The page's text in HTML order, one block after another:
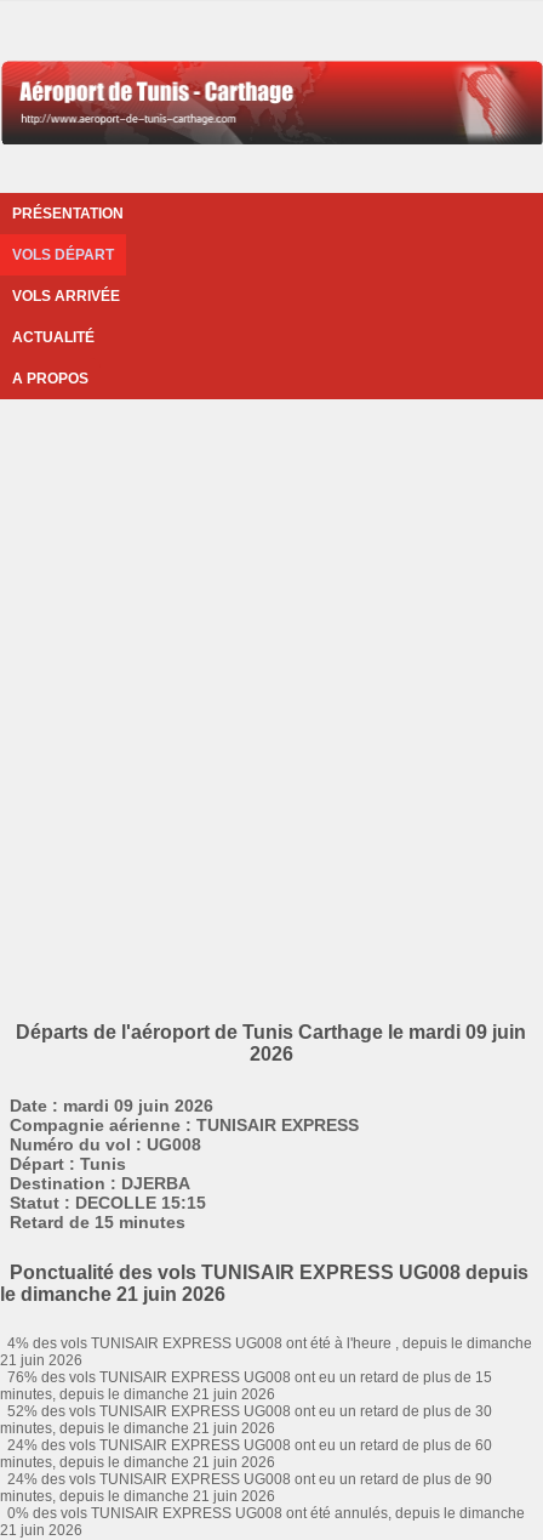
PRÉSENTATION
VOLS DÉPART
VOLS ARRIVÉE
ACTUALITÉ
A PROPOS
Départs de l'aéroport de Tunis Carthage le mardi 09 juin
2026
Date : mardi 09 juin 2026
Compagnie aérienne : TUNISAIR EXPRESS
Numéro du vol : UG008
Départ : Tunis
Destination : DJERBA
Statut : DECOLLE 15:15
Retard de 15 minutes
Ponctualité des vols TUNISAIR EXPRESS UG008 depuis
le dimanche 21 juin 2026
4% des vols TUNISAIR EXPRESS UG008 ont été à l'heure , depuis le dimanche
21 juin 2026
76% des vols TUNISAIR EXPRESS UG008 ont eu un retard de plus de 15
minutes, depuis le dimanche 21 juin 2026
52% des vols TUNISAIR EXPRESS UG008 ont eu un retard de plus de 30
minutes, depuis le dimanche 21 juin 2026
24% des vols TUNISAIR EXPRESS UG008 ont eu un retard de plus de 60
minutes, depuis le dimanche 21 juin 2026
24% des vols TUNISAIR EXPRESS UG008 ont eu un retard de plus de 90
minutes, depuis le dimanche 21 juin 2026
0% des vols TUNISAIR EXPRESS UG008 ont été annulés, depuis le dimanche
21 juin 2026